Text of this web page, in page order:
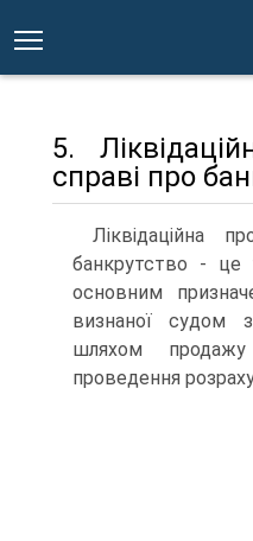
5.
справі про
Ліквідаційна
банкрутство - це
основним
визнаної судом
шляхом
проведення